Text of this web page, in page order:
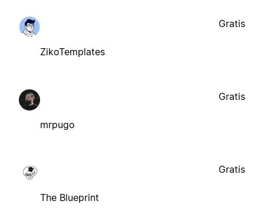
ZikoTemplates
Gratis
mrpugo
Gratis
The Blueprint
Gratis